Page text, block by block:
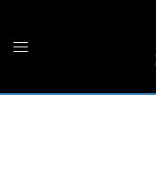
content
Toggle